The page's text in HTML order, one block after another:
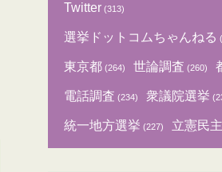
Twitter (313)
選挙ドットコムちゃんねる
東京都 (264) 世論調査 (260)
電話調査 (234) 衆議院選挙
統一地方選挙 (227) 立憲民